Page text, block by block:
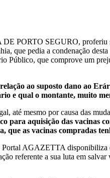
PORTO SEGURO, proferiu
que pedia a condenação
Público, que comprove um
ao suposto dano ao
e qual o montante, muito
até mesmo por causa das
aquisição das vacinas
as vacinas compradas
AGAZETTA
referente a sua luta em